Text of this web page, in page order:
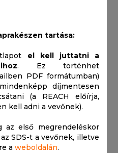
tartása:
el kell juttatni a
. Ez történhet
PDF formátumban)
díjmentesen
(a REACH előírja,
kell adni a vevőnek).
az első megrendeléskor
SDS-t a vevőnek, illetve
aweboldalán.